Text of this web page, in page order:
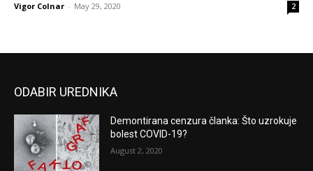
Vigor Colnar - May 29, 2020 2
ODABIR UREDNIKA
Demontirana cenzura članka: Što uzrokuje
bolest COVID-19?
August 2, 2020